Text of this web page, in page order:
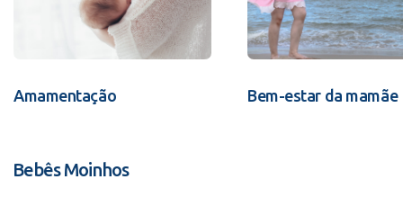
Amamentação Bem-estar da mamãe
Bebês Moinhos